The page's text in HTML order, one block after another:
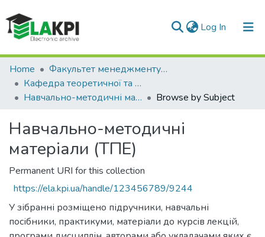
Log In (current)
Communities & Collections
All of DSpace
Home
Факультет менеджменту та маркетингу (ФММ)
Кафедра теоретичної та прикладної економіки (ТПЕ)
Навчально-методичні матеріали (ТПЕ)
Browse by Subject
Навчально-методичні
матеріали (ТПЕ)
Permanent URI for this collection
https://ela.kpi.ua/handle/123456789/9244
У зібранні розміщено підручники, навчальні
посібники, практикуми, матеріали до курсів лекцій,